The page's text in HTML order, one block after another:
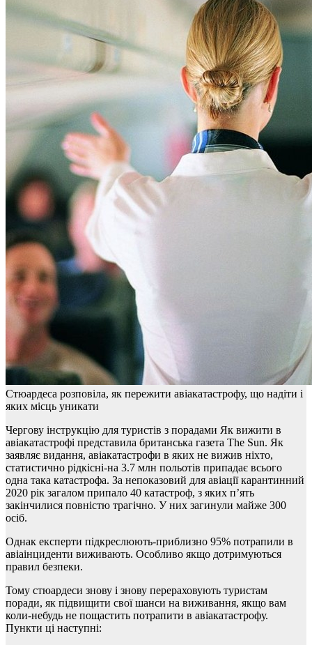
Стюардеса розповіла, як пережити авіакатастрофу, що надіти і
яких місць уникати
Чергову інструкцію для туристів з порадами Як вижити в
авіакатастрофі представила британська газета The Sun. Як
заявляє видання, авіакатастрофи в яких не вижив ніхто,
статистично рідкісні-на 3.7 млн польотів припадає всього
одна така катастрофа. За непоказовий для авіації карантинний
2020 рік загалом припало 40 катастроф, з яких п’ять
закінчилися повністю трагічно. У них загинули майже 300
осіб.
Однак експерти підкреслюють-приблизно 95% потрапили в
авіаінциденти виживають. Особливо якщо дотримуються
правил безпеки.
Тому стюардеси знову і знову перераховують туристам
поради, як підвищити свої шанси на виживання, якщо вам
коли-небудь не пощастить потрапити в авіакатастрофу.
Пункти ці наступні: